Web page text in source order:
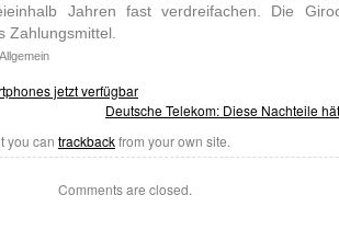
Jahren fast verdrei­fachen. Die
Zahlungs­mittel.
jetzt verfügbar
Deutsche Telekom: Diese Nachteile
you can trackbackfrom your own site.
Comments are closed.